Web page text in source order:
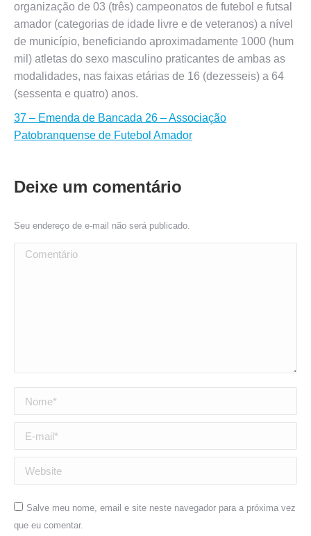
organização de 03 (três) campeonatos de futebol e futsal
amador (categorias de idade livre e de veteranos) a nível
de município, beneficiando aproximadamente 1000 (hum
mil) atletas do sexo masculino praticantes de ambas as
modalidades, nas faixas etárias de 16 (dezesseis) a 64
(sessenta e quatro) anos.
37 – Emenda de Bancada 26 – Associação
Patobranquense de Futebol Amador
Deixe um comentário
Seu endereço de e-mail não será publicado.
Comentário
Nome *
E-mail *
Website
Salve meu nome, email e site neste navegador para a próxima vez
que eu comentar.